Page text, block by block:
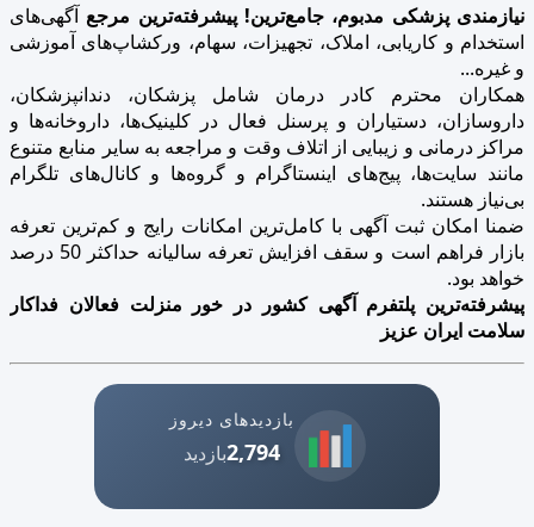
نیازمندی پزشکی مدبوم، جامع‌ترین! پیشرفته‌ترین مرجع آگهی‌های
استخدام و کاریابی، املاک، تجهیزات، سهام، ورکشاپ‌های آموزشی
و غیره...
همکاران محترم کادر درمان شامل پزشکان، دندانپزشکان،
داروسازان، دستیاران و پرسنل فعال در کلینیک‌ها، داروخانه‌ها و
مراکز درمانی و زیبایی از اتلاف وقت و مراجعه به سایر منابع متنوع
مانند سایت‌ها، پیج‌های اینستاگرام و گروه‌ها و کانال‌های تلگرام
بی‌نیاز هستند.
ضمنا امکان ثبت آگهی با کامل‌ترین امکانات رایج و کم‌ترین تعرفه
بازار فراهم است و سقف افزایش تعرفه سالیانه حداکثر 50 درصد
خواهد بود.
پیشرفته‌ترین پلتفرم آگهی کشور در خور منزلت فعالان فداکار
سلامت ایران عزیز
بازدیدهای دیروز
2,794بازدید